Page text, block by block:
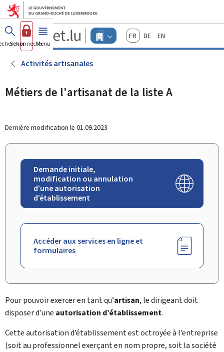
Aller au menu principal
Aller au contenu
Guichet.lu
Changer
d'espace
actif
FrançaisDeutschEnglish
Se connecterMenu principal
Activités artisanales
Métiers de l'artisanat de la liste A
Dernière modification le 01.09.2023
Demande initiale,
modification ou annulation
d’une autorisation
d’établissement
Accéder aux services en ligne et
formulaires
Pour pouvoir exercer en tant qu’artisan, le dirigeant doit
disposer d’une autorisation d’établissement.
Cette autorisation d’établissement est octroyée à l’entreprise
(soit au professionnel exerçant en nom propre, soit la société